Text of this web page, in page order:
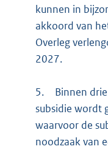
kunnen in
akkoord van
Overleg
2027.
5.
Binnen
subsidie wordt
waarvoor de
noodzaak van